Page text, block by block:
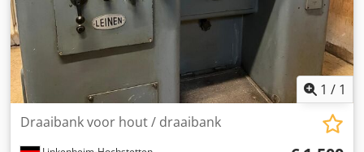
Bedrijfsuren: 7000 uur Opslaglocatie: Nattheim Dcjdpjx
Twcpjfx Ahbsk
1 / 1
Draaibank voor hout / draaibank